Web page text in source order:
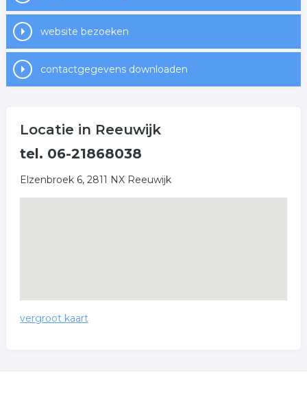
website bezoeken
contactgegevens downloaden
Locatie in Reeuwijk
tel. 06-21868038
Elzenbroek 6, 2811 NX Reeuwijk
vergroot kaart